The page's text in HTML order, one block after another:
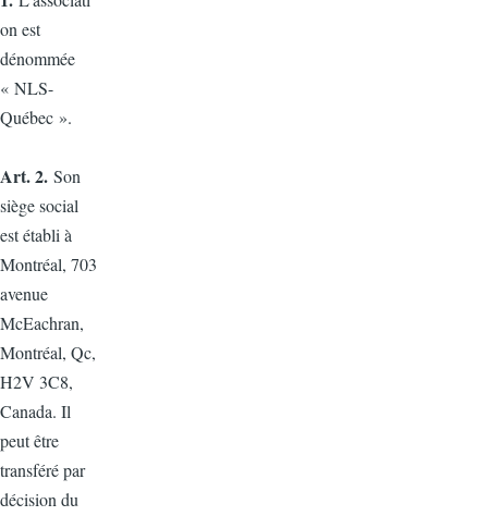
on est
dénommée
« NLS-
Québec ».
Art. 2. Son
siège social
est établi à
Montréal, 703
avenue
McEachran,
Montréal, Qc,
H2V 3C8,
Canada. Il
peut être
transféré par
décision du